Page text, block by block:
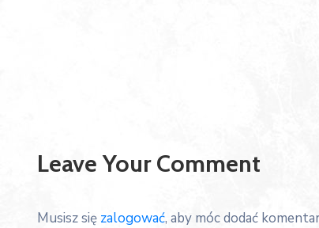
Leave Your Comment
Musisz się zalogować, aby móc dodać